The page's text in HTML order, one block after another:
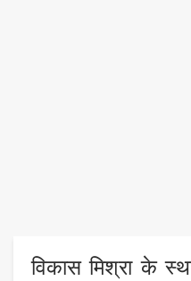
विकास मिश्रा के